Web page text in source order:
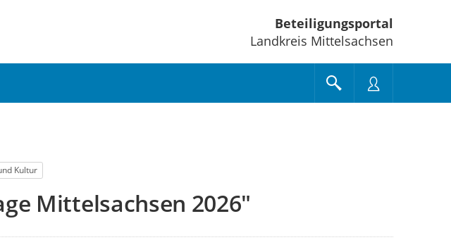
Beteiligungsportal
Landkreis Mittelsachsen
Kultur
Mittelsachsen 2026"